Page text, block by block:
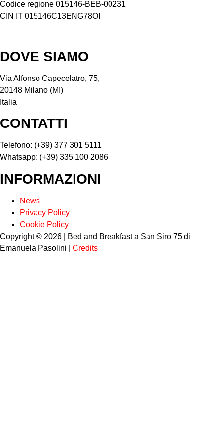
Codice regione 015146-BEB-00231
CIN IT 015146C13ENG78OI
DOVE SIAMO
Via Alfonso Capecelatro, 75,
20148 Milano (MI)
Italia
CONTATTI
Telefono: (+39) 377 301 5111
Whatsapp: (+39) 335 100 2086
INFORMAZIONI
News
Privacy Policy
Cookie Policy
Copyright © 2026 | Bed and Breakfast a San Siro 75 di
Emanuela Pasolini | Credits